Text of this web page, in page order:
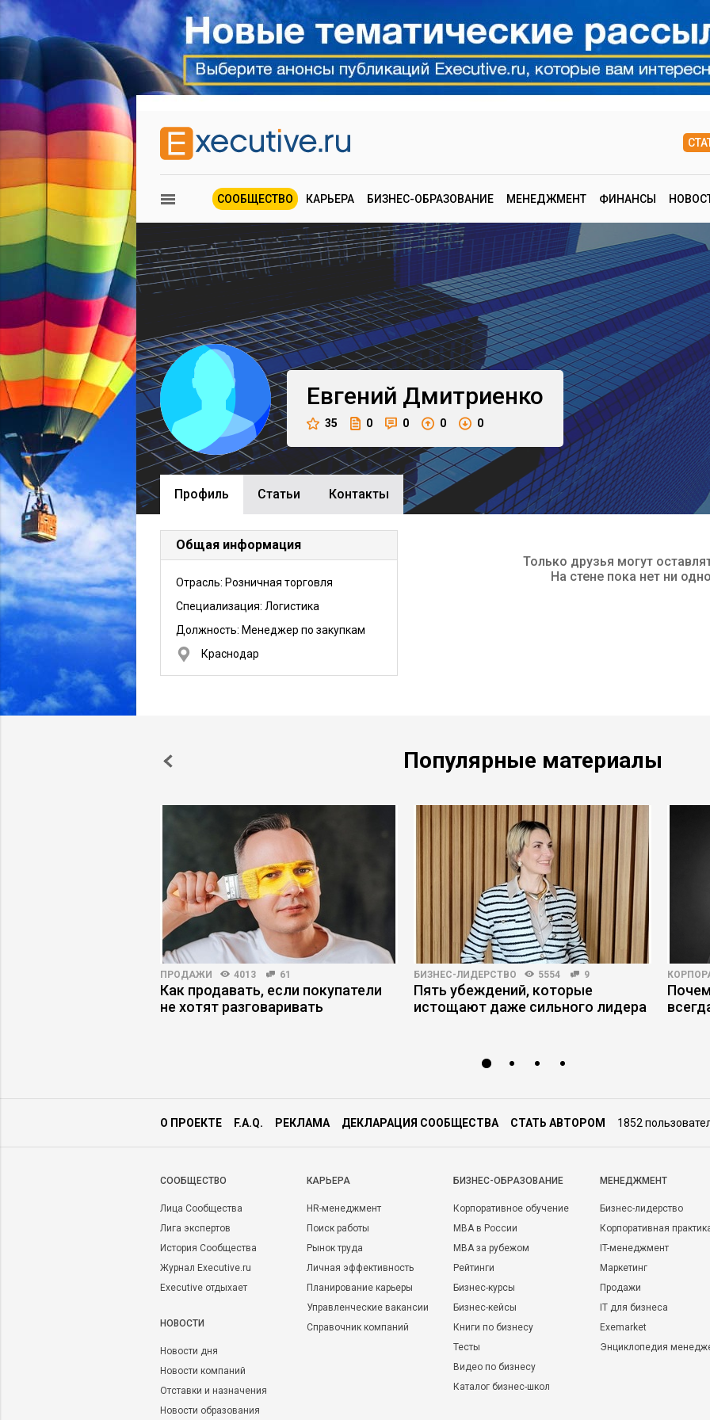
СООБЩЕСТВО КАРЬЕРА БИЗНЕС-ОБРАЗОВАНИЕ МЕНЕДЖМЕНТ ФИНАНСЫ
Евгений Дмитриенко
35 0 0 0 0
Профиль Cтатьи Контакты
Общая информация
Отрасль: Розничная торговля
Специализация: Логистика
Должность: Менеджер по закупкам
Краснодар
Только друзья могут
На стене пока нет ни
Популярные материалы
ПРОДАЖИ 4013 61
Как продавать, если покупатели
не хотят разговаривать
БИЗНЕС-ЛИДЕРСТВО 5554 9
Пять убеждений, которые
истощают даже сильного лидера
О ПРОЕКТЕ F.A.Q. РЕКЛАМА ДЕКЛАРАЦИЯ СООБЩЕСТВА СТАТЬ АВТОРОМ 1852
CООБЩЕСТВО
Лица Сообщества
Лига экспертов
История Сообщества
Журнал Executive.ru
Executive отдыхает
НОВОСТИ
Новости дня
Новости компаний
Отставки и назначения
Новости образования
КАРЬЕРА
HR-менеджмент
Поиск работы
Рынок труда
Личная эффективность
Планирование карьеры
Управленческие вакансии
Справочник компаний
БИЗНЕС-ОБРАЗОВАНИЕ
Корпоративное обучение
MBA в России
MBA за рубежом
Рейтинги
Бизнес-курсы
Бизнес-кейсы
Книги по бизнесу
Тесты
Видео по бизнесу
Каталог бизнес-школ
МЕНЕДЖМЕНТ
Бизнес-лидерство
Корпоративная
IT-менеджмент
Маркетинг
Продажи
IT для бизнеса
Exemarket
Энциклопедия